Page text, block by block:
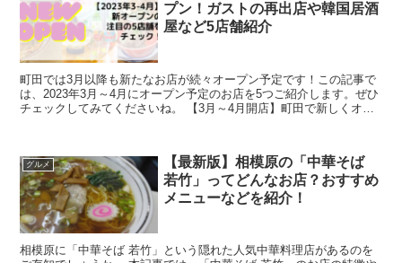
プン！ガストの再出店や韓国居酒
屋など5店舗紹介
町田では3月以降も新たなお店が続々オープン予定です！この記事で
は、2023年3月～4月にオープン予定のお店を5つご紹介します。ぜひ
チェックしてみてくださいね。 【3月～4月開店】町田で新しくオー
グルメ
【最新版】相模原の「中華そば
若竹」ってどんなお店？おすすめ
メニューなどを紹介！
相模原に「中華そば 若竹」という隠れた人気中華料理店があるのを